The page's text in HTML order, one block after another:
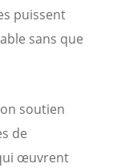
puissent
sans que
soutien
de
œuvrent